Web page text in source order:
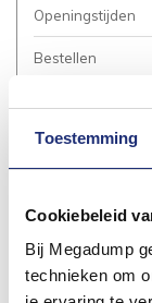
Toestemming
Cookiebeleid
Bij Megadump
technieken om
Openingstijden
Bestellen
Bezorgen /
Garantie /
Service